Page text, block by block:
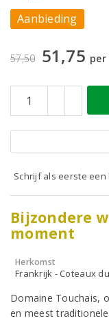
Aanbieding
57,50 51,75
Schrijf als eerste
Bijzondere
moment
Herkomst
Frankrijk - Coteaux
Domaine Touchais,
en meest